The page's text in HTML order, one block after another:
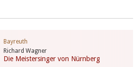
Richard Wagner
Die Meistersinger von Nürnberg
Bayreuth